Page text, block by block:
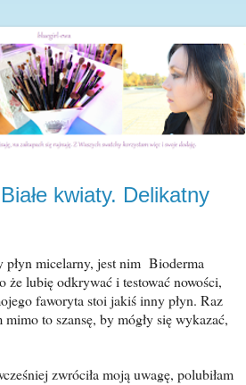
kwiaty. Delikatny
micelarny, jest nim Bioderma
że lubię odkrywać i testować nowości,
faworyta stoi jakiś inny płyn. Raz
to szansę, by mógły się wykazać,
zwróciła moją uwagę, polubiłam